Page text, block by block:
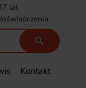
lat

Kontakt